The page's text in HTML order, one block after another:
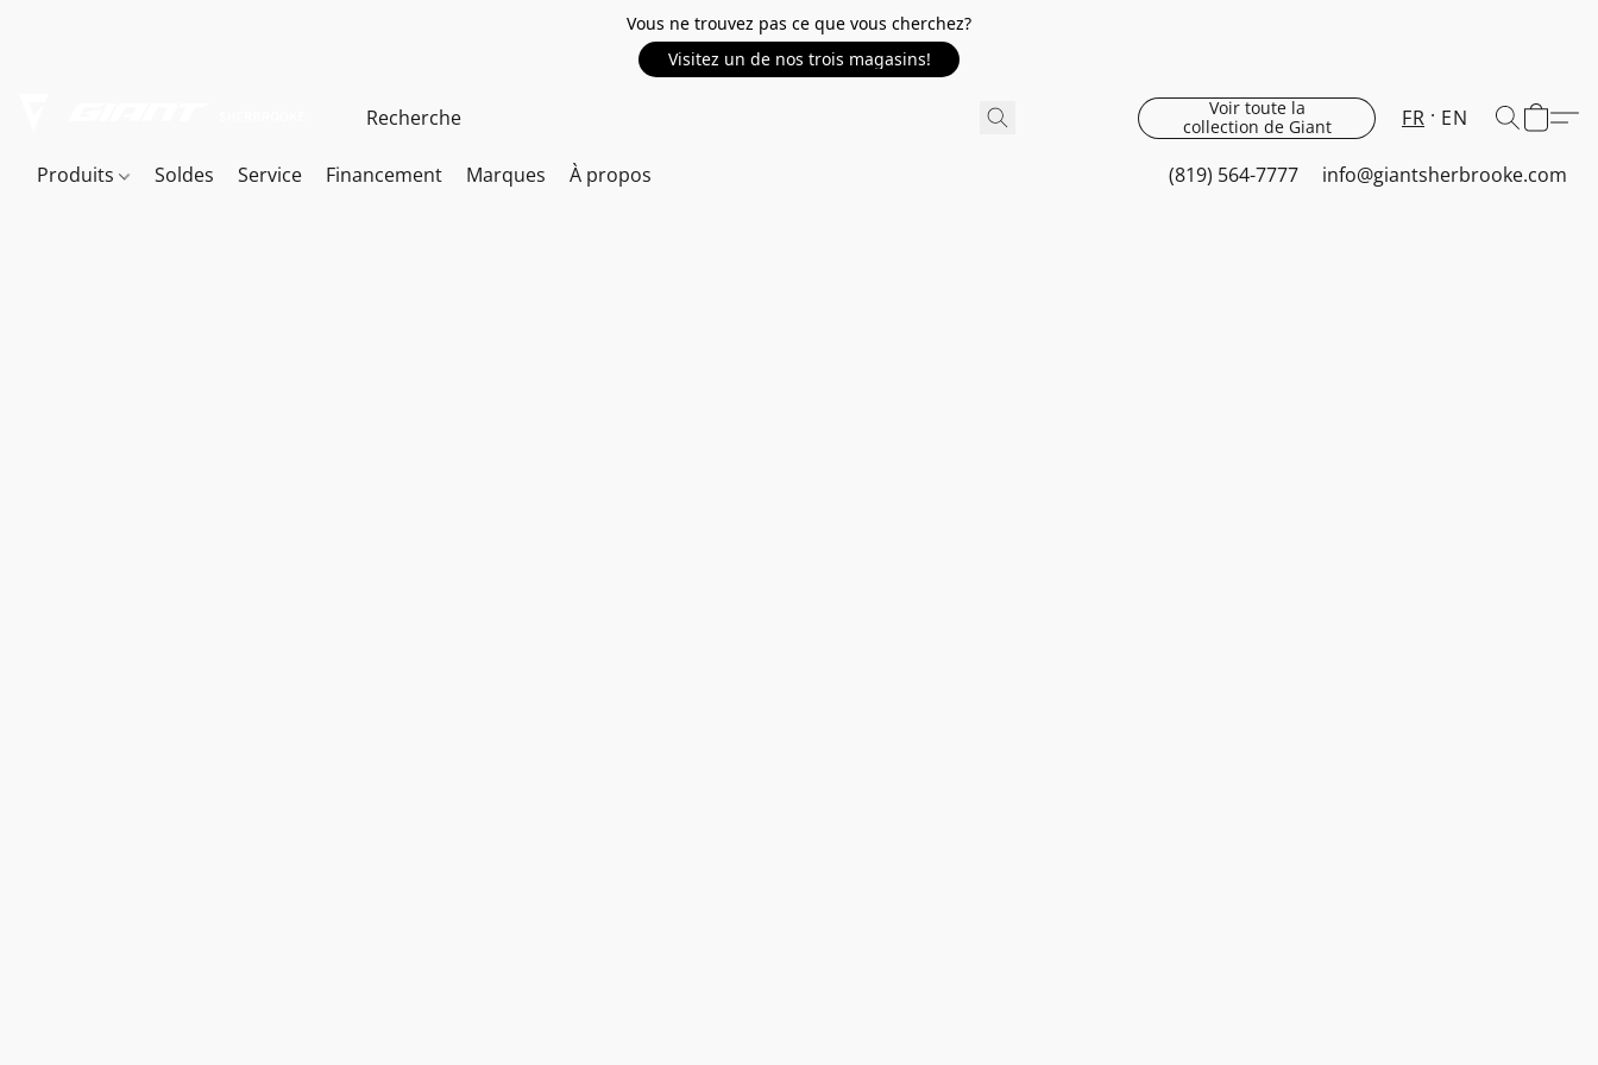
Vous ne trouvez pas ce que vous cherchez?
Visitez un de nos trois magasins!
Voir toute la
collection de Giant
FR EN
Produits Soldes Service Financement Marques À propos (819) 564-7777 info@giantsherbrooke.com